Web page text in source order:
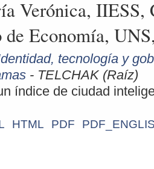
Verónica,
de Economía,
tecnología y
- TELCHAK (Raíz)
índice de ciudad
HTML PDF